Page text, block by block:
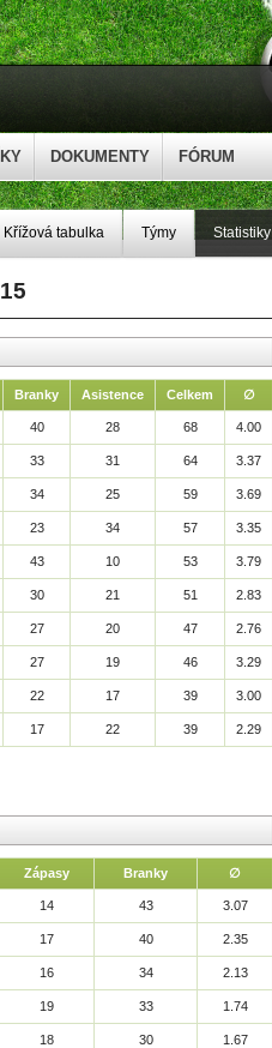
DOKUMENTY FÓRUM
Křížová tabulka Týmy Statistiky
Branky Asistence Celkem ∅
40 28 68 4.00
33 31 64 3.37
34 25 59 3.69
23 34 57 3.35
43 10 53 3.79
30 21 51 2.83
27 20 47 2.76
27 19 46 3.29
22 17 39 3.00
17 22 39 2.29
Zápasy Branky ∅
14 43 3.07
17 40 2.35
16 34 2.13
19 33 1.74
18 30 1.67